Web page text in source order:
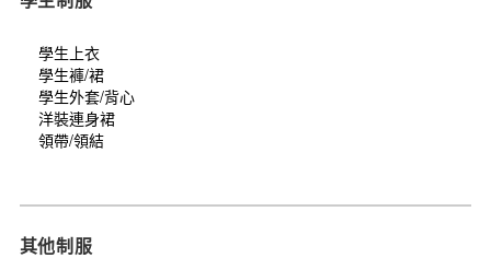
學生上衣
學生褲/裙
學生外套/背心
洋裝連身裙
領帶/領結
其他制服